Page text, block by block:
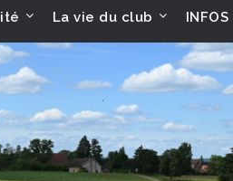
La vie du club INFOS